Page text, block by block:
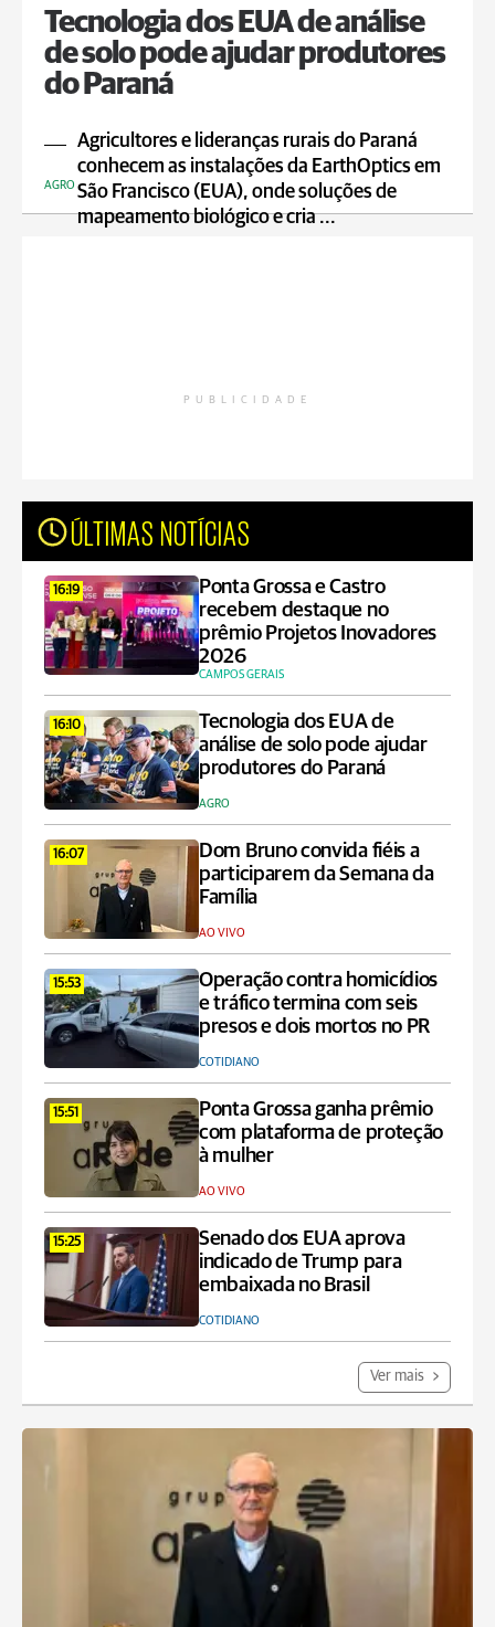
Tecnologia dos EUA de análise
de solo pode ajudar produtores
do Paraná
Agricultores e lideranças rurais do Paraná
conhecem as instalações da EarthOptics em
São Francisco (EUA), onde soluções de
mapeamento biológico e cria ...
AGRO
PUBLICIDADE
ÚLTIMAS NOTÍCIAS
16:19
Ponta Grossa e Castro
recebem destaque no
prêmio Projetos Inovadores
2026
CAMPOS GERAIS
16:10
Tecnologia dos EUA de
análise de solo pode ajudar
produtores do Paraná
AGRO
16:07
Dom Bruno convida fiéis a
participarem da Semana da
Família
AO VIVO
15:53
Operação contra homicídios
e tráfico termina com seis
presos e dois mortos no PR
COTIDIANO
15:51
Ponta Grossa ganha prêmio
com plataforma de proteção
à mulher
AO VIVO
15:25
Senado dos EUA aprova
indicado de Trump para
embaixada no Brasil
COTIDIANO
Ver mais